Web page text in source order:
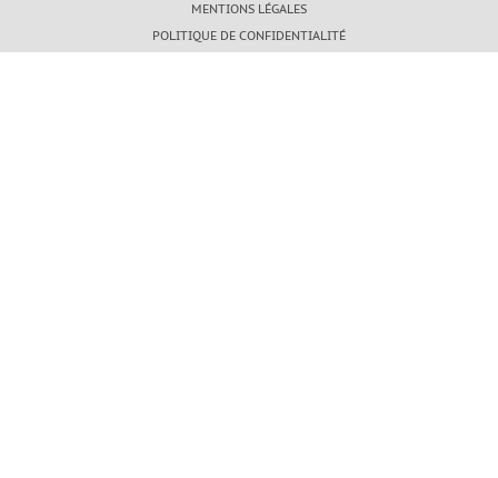
MENTIONS LÉGALES
POLITIQUE DE CONFIDENTIALITÉ